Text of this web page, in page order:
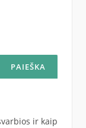
ir kaip